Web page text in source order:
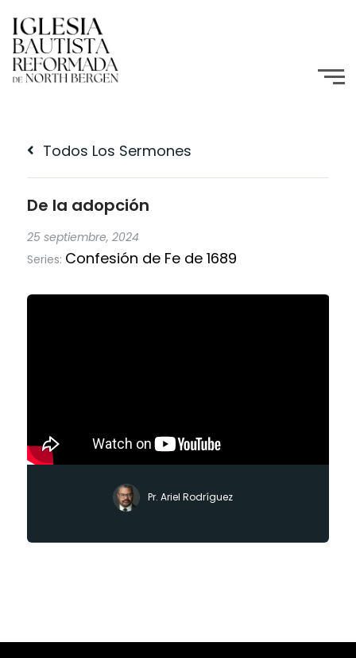
Todos Los Sermones
De la adopción
25 septiembre, 2024
Series: Confesión de Fe de 1689
Pr. Ariel Rodríguez